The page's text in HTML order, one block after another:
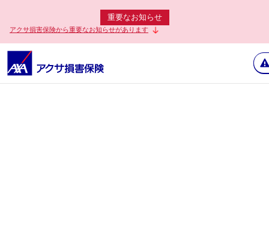
重要なお知らせ
アクサ損害保険から重要なお知らせがあります